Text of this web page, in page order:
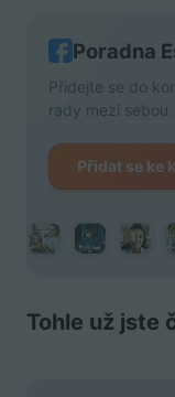
Poradna
Přidejte se do
rady mezi sebou.
Přidat se ke
Tohle už jste